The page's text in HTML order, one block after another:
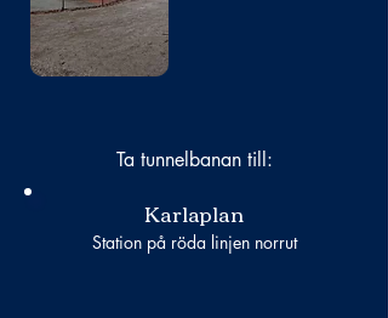
Ta tunnelbanan till:
Karlaplan
Station på röda linjen norrut